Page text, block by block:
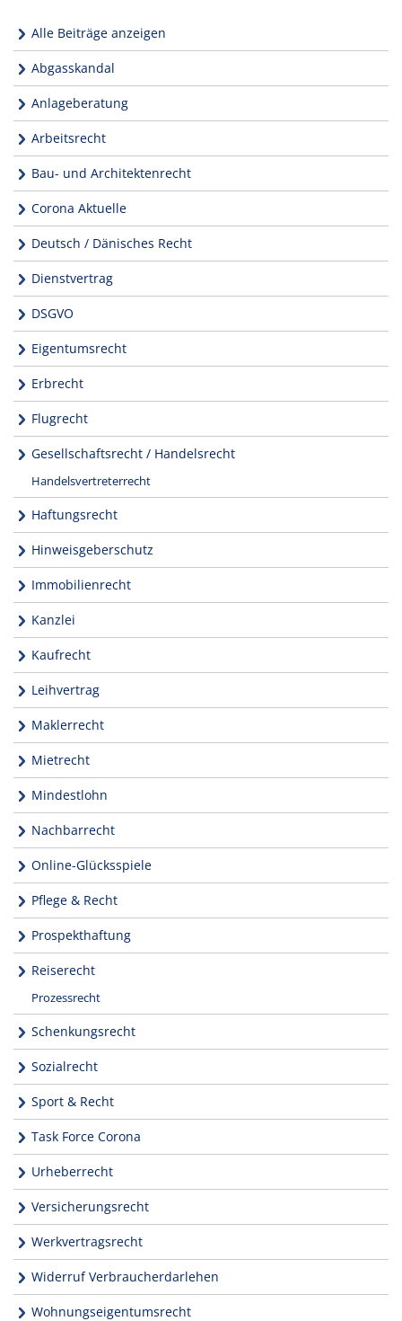
Alle Beiträge anzeigen
Abgasskandal
Anlageberatung
Arbeitsrecht
Bau- und Architektenrecht
Corona Aktuelle
Deutsch / Dänisches Recht
Dienstvertrag
DSGVO
Eigentumsrecht
Erbrecht
Flugrecht
Gesellschaftsrecht / Handelsrecht
Handelsvertreterrecht
Haftungsrecht
Hinweisgeberschutz
Immobilienrecht
Kanzlei
Kaufrecht
Leihvertrag
Maklerrecht
Mietrecht
Mindestlohn
Nachbarrecht
Online-Glücksspiele
Pflege & Recht
Prospekthaftung
Reiserecht
Prozessrecht
Schenkungsrecht
Sozialrecht
Sport & Recht
Task Force Corona
Urheberrecht
Versicherungsrecht
Werkvertragsrecht
Widerruf Verbraucherdarlehen
Wohnungseigentumsrecht